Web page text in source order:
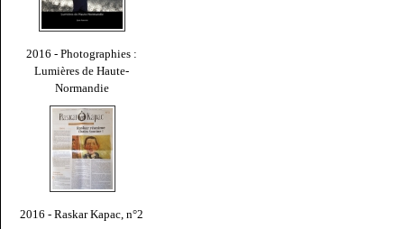
2016 - Photographies :
Lumières de Haute-
Normandie
2016 - Raskar Kapac, n°2